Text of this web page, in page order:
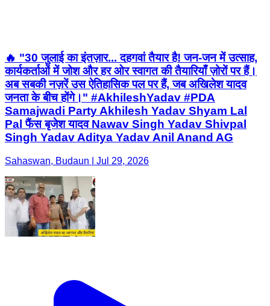
🔥 "30 जुलाई का इंतज़ार... दहगवां तैयार है! जन-जन में उत्साह,
कार्यकर्ताओं में जोश और हर ओर स्वागत की तैयारियाँ ज़ोरों पर हैं।
अब सबकी नज़रें उस ऐतिहासिक पल पर हैं, जब अखिलेश यादव
जनता के बीच होंगे।" #AkhileshYadav #PDA
Samajwadi Party Akhilesh Yadav Shyam Lal
Pal फैंस बृजेश यादव Nawav Singh Yadav Shivpal
Singh Yadav Aditya Yadav Anil Anand AG
Sahaswan, Budaun | Jul 29, 2026